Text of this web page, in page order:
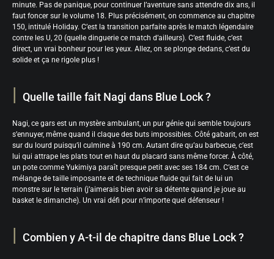
minute. Pas de panique, pour continuer l’aventure sans attendre dix ans, il
faut foncer sur le volume 18. Plus précisément, on commence au chapitre
150, intitulé Holiday. C’est la transition parfaite après le match légendaire
contre les U, 20 (quelle dinguerie ce match d’ailleurs). C’est fluide, c’est
direct, un vrai bonheur pour les yeux. Allez, on se plonge dedans, c’est du
solide et ça ne rigole plus !
Quelle taille fait Nagi dans Blue Lock ?
Nagi, ce gars est un mystère ambulant, un pur génie qui semble toujours
s’ennuyer, même quand il claque des buts impossibles. Côté gabarit, on est
sur du lourd puisqu’il culmine à 190 cm. Autant dire qu’au barbecue, c’est
lui qui attrape les plats tout en haut du placard sans même forcer. À côté,
un pote comme Yukimiya paraît presque petit avec ses 184 cm. C’est ce
mélange de taille imposante et de technique fluide qui fait de lui un
monstre sur le terrain (j’aimerais bien avoir sa détente quand je joue au
basket le dimanche). Un vrai défi pour n’importe quel défenseur !
Combien y A-t-il de chapitre dans Blue Lock ?